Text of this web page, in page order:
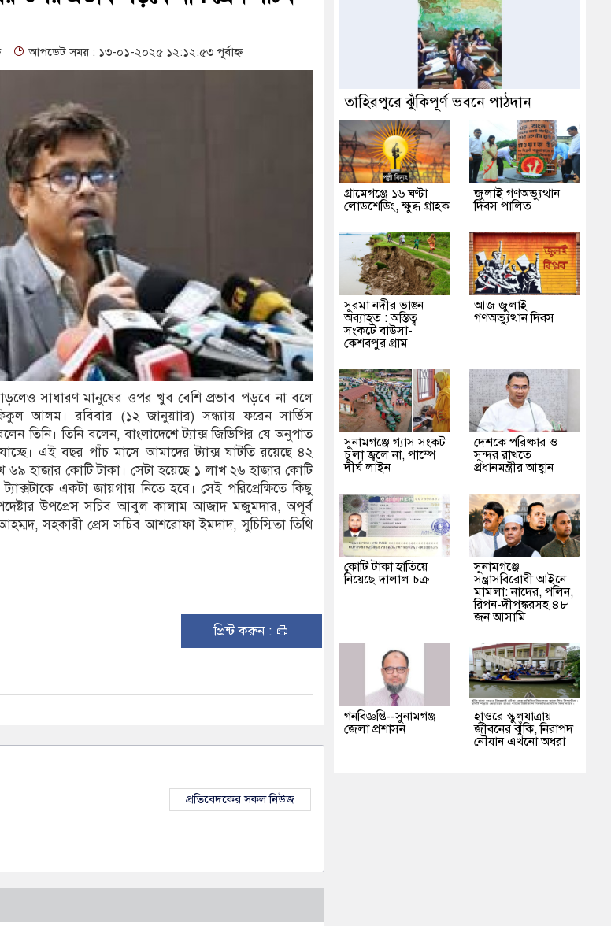
ভবনের উদ্বোধন
৪৮ জন আসামি
আপডেট সময় : ১৩-০১-২০২৫ ১২:১২:৫৩ পূর্বাহ্ন
সাধারণ মানুষের ওপর খুব বেশি প্রভাব পড়বে না বলে
আলম। রবিবার (১২ জানুয়াার) সন্ধ্যায় ফরেন সার্ভিস
তিনি। তিনি বলেন, বাংলাদেশে ট্যাক্স জিডিপির যে অনুপাত
এই বছর পাঁচ মাসে আমাদের ট্যাক্স ঘাটতি রয়েছে ৪২
৬৯ হাজার কোটি টাকা। সেটা হয়েছে ১ লাখ ২৬ হাজার কোটি
একটা জায়গায় নিতে হবে। সেই পরিপ্রেক্ষিতে কিছু
উপপ্রেস সচিব আবুল কালাম আজাদ মজুমদার, অপূর্ব
সহকারী প্রেস সচিব আশরোফা ইমদাদ, সুচিস্মিতা তিথি
প্রিন্ট করুন :
প্রতিবেদকের সকল নিউজ
তাহিরপুরে ঝুঁকিপূর্ণ ভবনে পাঠদান
গ্রামেগঞ্জে ১৬ ঘণ্টা
লোডশেডিং, ক্ষুব্ধ গ্রাহক
জুলাই গণঅভ্যুত্থান
দিবস পালিত
সুরমা নদীর ভাঙন
অব্যাহত : অস্তিত্ব
সংকটে বাউসা-
কেশবপুর গ্রাম
আজ জুলাই
গণঅভ্যুত্থান দিবস
সুনামগঞ্জে গ্যাস সংকট
চুলা জ্বলে না, পাম্পে
দীর্ঘ লাইন
দেশকে পরিষ্কার ও
সুন্দর রাখতে
প্রধানমন্ত্রীর আহ্বান
কোটি টাকা হাতিয়ে
নিয়েছে দালাল চক্র
‎সুনামগঞ্জে
সন্ত্রাসবিরোধী আইনে
মামলা: নাদের, পলিন,
রিপন-দীপঙ্করসহ ৪৮
জন আসামি
গনবিজ্ঞপ্তি--সুনামগঞ্জ
জেলা প্রশাসন
হাওরে স্কুলযাত্রায়
জীবনের ঝুঁকি, নিরাপদ
নৌযান এখনো অধরা